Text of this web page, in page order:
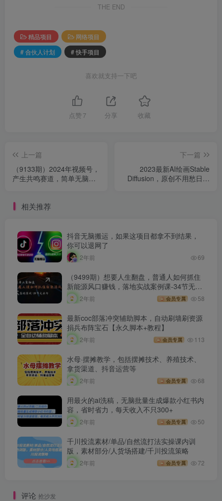
THE END
精品项目
网络项目
# 合伙人计划
# 快手项目
喜欢就支持一下吧
点赞 7 分享 收藏
上一篇
（9133期）2024年视频号，
产生共鸣赛道，简单无脑，
下一篇
2023最新AI绘画Stable
Diffusion，原创不用愁日赚
相关推荐
抖音无脑搬运，如果这项目都拿不到结果，
你可以退网了
2年前 69
（9499期）想要人生翻盘，普通人如何抓住
新能源风口赚钱，落地实战案例课-34节无水
印
2年前 会员专属 58
最新coc部落冲突辅助脚本，自动刷墙刷资源
捐兵布阵宝石【永久脚本+教程】
2年前 会员专属 113
水母·摆摊教学，包括摆摊技术、养殖技术、
拿货渠道、抖音运营等
2年前 会员专属 68
用最火的ai洗稿，无脑批量生成爆款小红书内
容，省时省力，每天收入不只300+
2年前 会员专属 50
千川投流素材/单品/自然流打法实操课内训
版，素材部分/人货场搭建/千川投流策略
2年前 会员专属 72
评论 抢沙发